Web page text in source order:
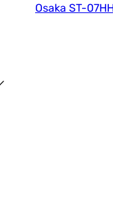
Osaka ST-